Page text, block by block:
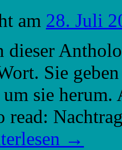
am 28. Juli
Sie
sie
read:
→